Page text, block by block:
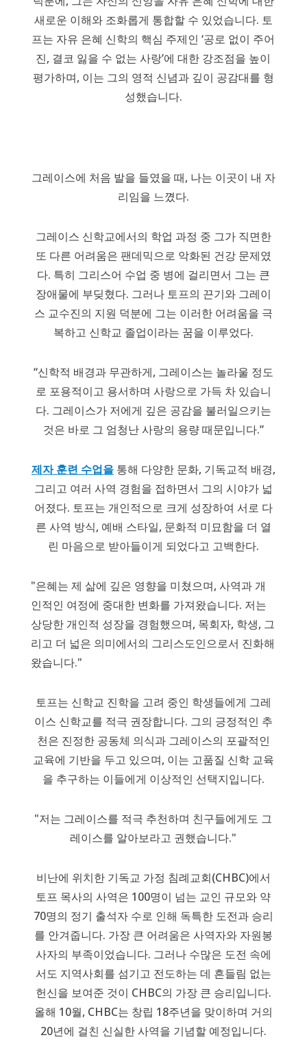
새로운 이해와 조화롭게 통합할 수 있었습니다. 토
프는 자유 은혜 신학의 핵심 주제인 ‘공로 없이 주어
진, 결코 잃을 수 없는 사랑’에 대한 강조점을 높이
평가하며, 이는 그의 영적 신념과 깊이 공감대를 형
성했습니다.
그레이스에 처음 발을 들였을 때, 나는 이곳이 내 자
리임을 느꼈다.
그레이스 신학교에서의 학업 과정 중 그가 직면한
또 다른 어려움은 팬데믹으로 악화된 건강 문제였
다. 특히 그리스어 수업 중 병에 걸리면서 그는 큰
장애물에 부딪혔다. 그러나 토프의 끈기와 그레이
스 교수진의 지원 덕분에 그는 이러한 어려움을 극
복하고 신학교 졸업이라는 꿈을 이루었다.
“신학적 배경과 무관하게, 그레이스는 놀라울 정도
로 포용적이고 용서하며 사랑으로 가득 차 있습니
다. 그레이스가 저에게 깊은 공감을 불러일으키는
것은 바로 그 엄청난 사랑의 용량 때문입니다.”
제자 훈련 수업을통해 다양한 문화, 기독교적 배경,
그리고 여러 사역 경험을 접하면서 그의 시야가 넓
어졌다. 토프는 개인적으로 크게 성장하여 서로 다
른 사역 방식, 예배 스타일, 문화적 미묘함을 더 열
린 마음으로 받아들이게 되었다고 고백한다.
"은혜는 제 삶에 깊은 영향을 미쳤으며, 사역과 개
인적인 여정에 중대한 변화를 가져왔습니다. 저는
상당한 개인적 성장을 경험했으며, 목회자, 학생, 그
리고 더 넓은 의미에서의 그리스도인으로서 진화해
왔습니다."
토프는 신학교 진학을 고려 중인 학생들에게 그레
이스 신학교를 적극 권장합니다. 그의 긍정적인 추
천은 진정한 공동체 의식과 그레이스의 포괄적인
교육에 기반을 두고 있으며, 이는 고품질 신학 교육
을 추구하는 이들에게 이상적인 선택지입니다.
"저는 그레이스를 적극 추천하며 친구들에게도 그
레이스를 알아보라고 권했습니다."
비난에 위치한 기독교 가정 침례교회(CHBC)에서
토프 목사의 사역은 100명이 넘는 교인 규모와 약
70명의 정기 출석자 수로 인해 독특한 도전과 승리
를 안겨줍니다. 가장 큰 어려움은 사역자와 자원봉
사자의 부족이었습니다. 그러나 수많은 도전 속에
서도 지역사회를 섬기고 전도하는 데 흔들림 없는
헌신을 보여준 것이 CHBC의 가장 큰 승리입니다.
올해 10월, CHBC는 창립 18주년을 맞이하며 거의
20년에 걸친 신실한 사역을 기념할 예정입니다.